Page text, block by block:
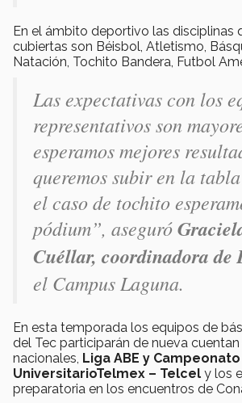
En el ámbito deportivo las disciplinas
cubiertas son Béisbol, Atletismo,
Natación, Tochito Bandera, Futbol
Las expectativas con los
representativos son
esperamos mejores
queremos subir en la
el caso de tochito
pódium”, aseguró
Cuéllar, coordinadora de
el Campus Laguna.
En esta temporada los equipos de
del Tec participarán de nueva
nacionales, Liga ABE y Campeonato
UniversitarioTelmex – Telcel y los
preparatoria en los encuentros de